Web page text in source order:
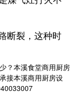
断裂，这种时
？本溪食堂商用厨房
接本溪商用厨房设